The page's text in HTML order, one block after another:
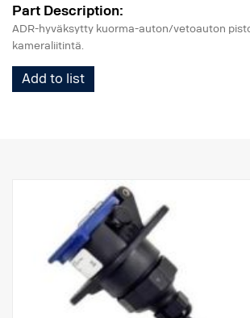
Part Description:
ADR-hyväksytty kuorma-auton/vetoauton
kameraliitintä.
Add to list